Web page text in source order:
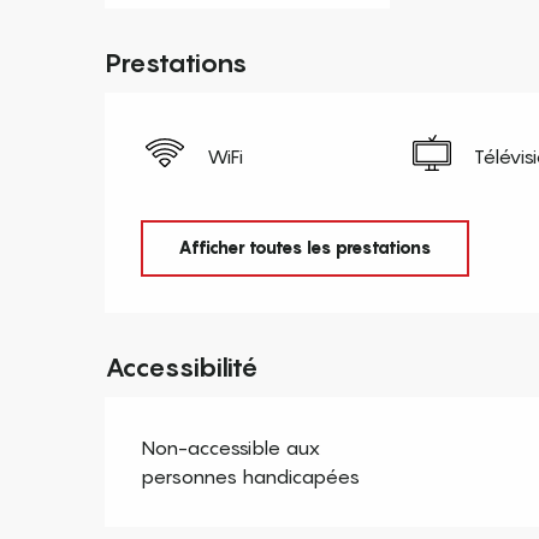
Prestations
WiFi
Afficher toutes les prestations
Accessibilité
Non-accessible aux
personnes handicapées